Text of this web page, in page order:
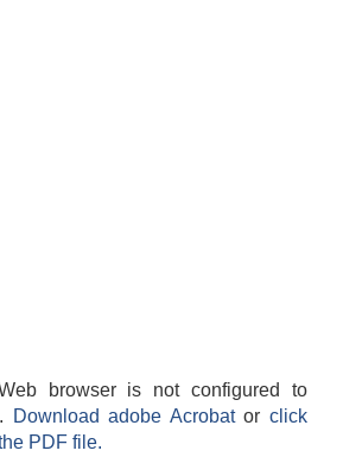
browser is not configured to
Download adobe Acrobatorclick
PDF file.